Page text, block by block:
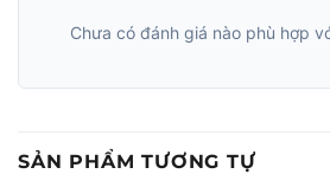
Chưa có đánh giá nào phù hợp
SẢN PHẨM TƯƠNG TỰ